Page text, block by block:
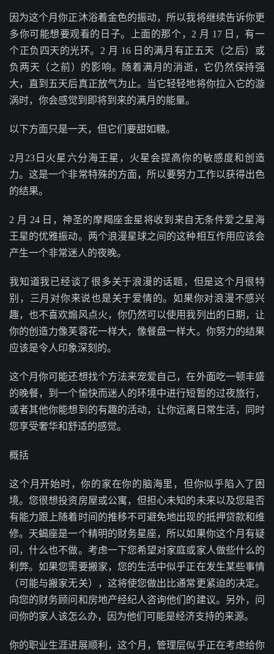
因为这个月你正沐浴着金色的振动，所以我将继续告诉你更
多你可能想要观看的日子。上面的那个，2 月 17 日，有一
个正负四天的光环。2 月 16 日的满月有正五天（之后）或
负两天（之前）的影响。随着满月的消逝，它仍然保持强
大，直到五天后真正放气为止。当它轻轻地将你拉入它的漩
涡时，你会感觉到即将到来的满月的能量。
以下方面只是一天，但它们要甜如糖。
2月23日火星六分海王星，火星会提高你的敏感度和创造
力。这是一个非常特殊的方面，所以要努力工作以获得出色
的结果。
2 月 24 日，神圣的摩羯座金星将收到来自无条件爱之星海
王星的优雅振动。两个浪漫星球之间的这种相互作用应该会
产生一个非常迷人的夜晚。
我知道我已经谈了很多关于浪漫的话题，但是这个月很特
别，三月对你来说也是关于爱情的。如果你对浪漫不感兴
趣，也不喜欢煽风点火，你仍然可以使用我列出的日期，让
你的创造力像芙蓉花一样大，像餐盘一样大。你努力的结果
应该是令人印象深刻的。
这个月你可能还想找个方法来宠爱自己，在外面吃一顿丰盛
的晚餐，到一个愉快而迷人的环境中进行短暂的过夜旅行，
或者其他你能想到的有趣的活动，让你远离日常生活，同时
您享受奢华和舒适的感觉。
概括
这个月开始时，你的家在你的脑海里，但你似乎陷入了困
境。您很想投资房屋或公寓，但担心未知的未来以及您是否
有能力跟上随着时间的推移不可避免地出现的抵押贷款和维
修。天蝎座是一个精明的财务星座，所以如果你这个月有疑
问，什么也不做。考虑一下您希望对家庭或家人做些什么的
利弊。如果您需要搬家，您的生活中似乎正在发生某些事情
（可能与搬家无关），这将使您做出比通常更紧迫的决定。
向您的财务顾问和房地产经纪人咨询他们的建议。另外，问
问你的家人该怎么办，因为他们可能是经济支持的来源。
你的职业生涯进展顺利，这个月，管理层似乎正在考虑给你